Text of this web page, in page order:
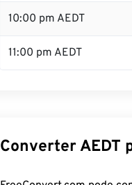
10:00 pm AEDT
11:00 pm AEDT
Converter AEDT